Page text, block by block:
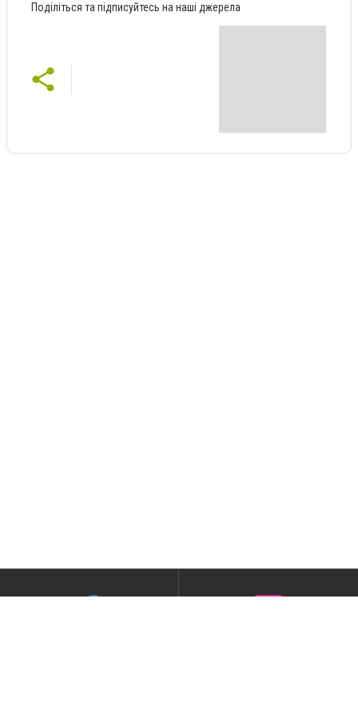
Поділіться та підписуйтесь на наші джерела